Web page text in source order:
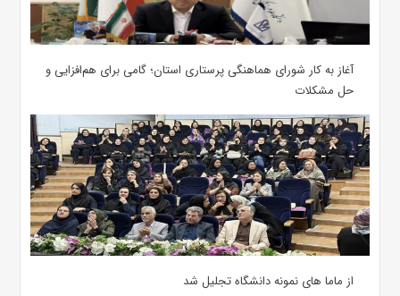
آغاز به کار شورای هماهنگی پرستاری استان؛ گامی برای هم‌افزایی و
حل مشکلات
از ماما های نمونه دانشگاه تجلیل شد